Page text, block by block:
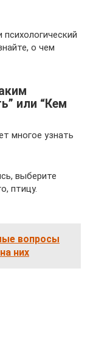
о чем
или “Кем
многое узнать
выберите
птицу.
вопросы
них